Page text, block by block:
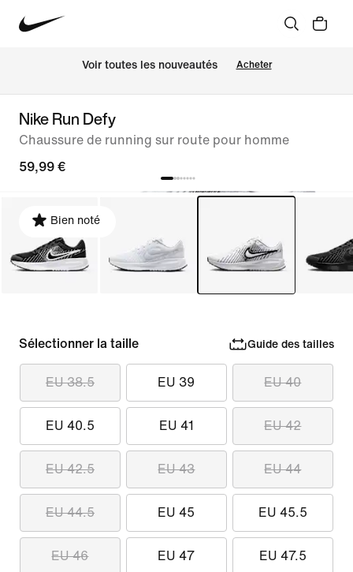
Voir toutes les nouveautés Acheter
Nike Run Defy
Chaussure de running sur route pour homme
59,99 €
Bien noté
Sélectionner la taille Guide des tailles
EU 38.5 EU 39 EU 40
EU 40.5 EU 41 EU 42
EU 42.5 EU 43 EU 44
EU 44.5 EU 45 EU 45.5
EU 46 EU 47 EU 47.5